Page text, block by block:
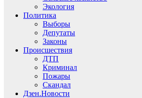
Экология
Политика
Выборы
Депутаты
Законы
Происшествия
ДТП
Криминал
Пожары
Скандал
Дзен.Новости